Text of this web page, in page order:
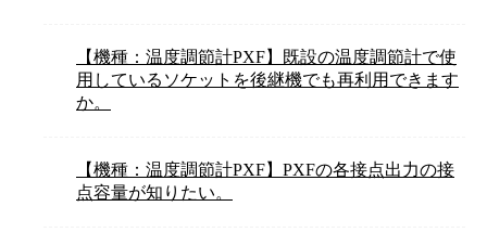
【機種：温度調節計PXF】既設の温度調節計で使
用しているソケットを後継機でも再利用できます
か。
【機種：温度調節計PXF】PXFの各接点出力の接
点容量が知りたい。